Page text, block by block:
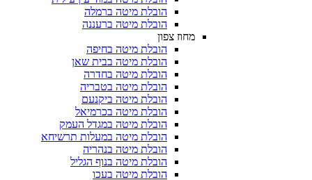
הובלת מיטה ברמלה
הובלת מיטה ברעננה
הובלת מיטה בחיפה
הובלת מיטה בבית שאן
הובלת מיטה בחדרה
הובלת מיטה בטבריה
הובלת מיטה ביקנעם
הובלת מיטה בכרמיאל
הובלת מיטה במגדל העמק
הובלת מיטה במעלות תרשיחא
הובלת מיטה בנהריה
הובלת מיטה בנוף הגליל